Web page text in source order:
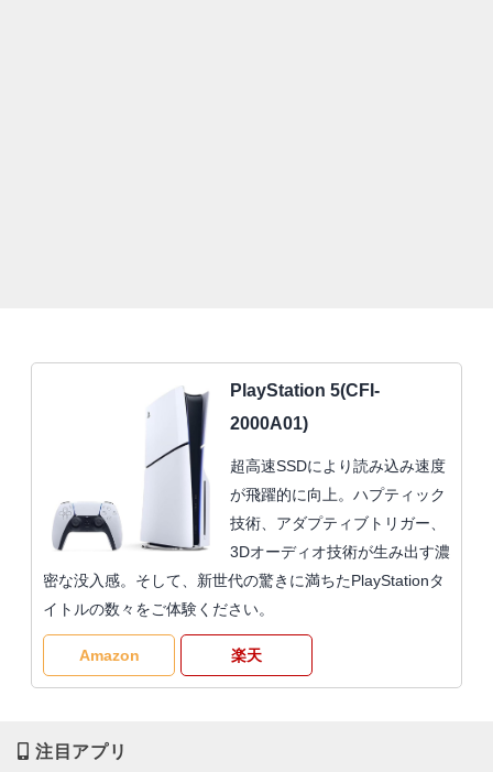
PlayStation 5(CFI-
2000A01)
超高速SSDにより読み込み速度
が飛躍的に向上。ハプティック
技術、アダプティブトリガー、
3Dオーディオ技術が生み出す濃
密な没入感。そして、新世代の驚きに満ちたPlayStationタ
イトルの数々をご体験ください。
Amazon 楽天
注目アプリ